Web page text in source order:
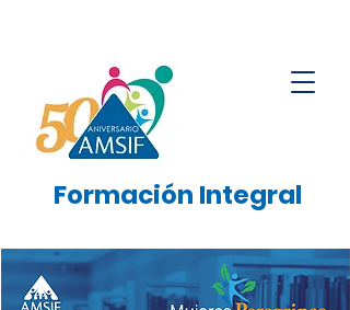
Formación Integral